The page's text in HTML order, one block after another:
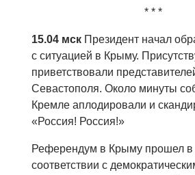
* * *
15.04 мск Президент начал
с ситуацией в Крыму.
приветствовали
Севастополя. Около минуты
Кремле аплодировали и
«Россия! Россия!»
Референдум в Крыму прошел в
соответствии с